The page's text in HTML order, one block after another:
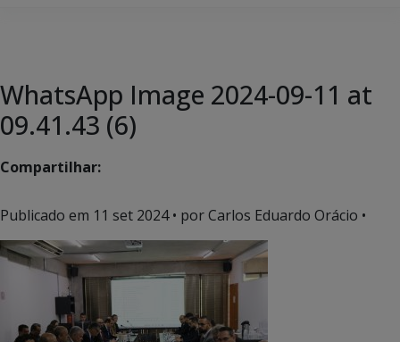
WhatsApp Image 2024-09-11 at
09.41.43 (6)
Compartilhar:
Publicado em 11 set 2024• por Carlos Eduardo Orácio •